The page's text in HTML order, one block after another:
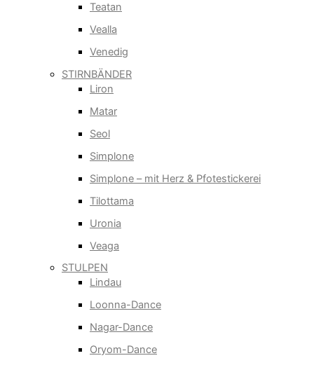
Teatan
Vealla
Venedig
STIRNBÄNDER
Liron
Matar
Seol
Simplone
Simplone – mit Herz & Pfotestickerei
Tilottama
Uronia
Veaga
STULPEN
Lindau
Loonna-Dance
Nagar-Dance
Oryom-Dance